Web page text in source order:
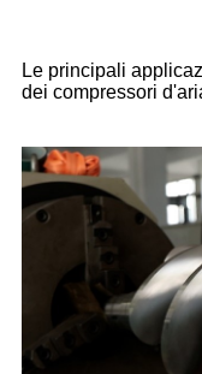
Le principali
dei compressori